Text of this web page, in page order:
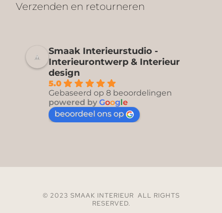
Verzenden en retourneren
Smaak Interieurstudio -
Interieurontwerp & Interieur
design
5.0
Gebaseerd op 8 beoordelingen
powered byGoogle
beoordeel ons op
© 2023 SMAAK INTERIEUR ALL RIGHTS
RESERVED.